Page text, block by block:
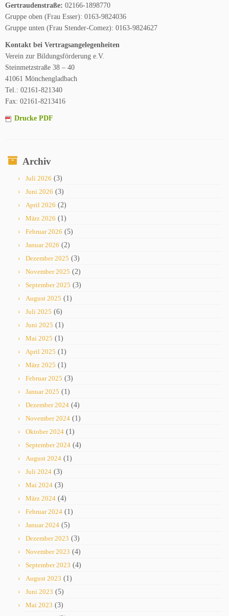
Gertraudenstraße: 02166-1898770
Gruppe oben (Frau Esser): 0163-9824036
Gruppe unten (Frau Stender-Comez): 0163-9824627
Kontakt bei Vertragsangelegenheiten
Verein zur Bildungsförderung e.V.
Steinmetzstraße 38 – 40
41061 Mönchengladbach
Tel.: 02161-821340
Fax: 02161-8213416
Drucke PDF
Archiv
Juli 2026 (3)
Juni 2026 (3)
April 2026 (2)
März 2026 (1)
Februar 2026 (5)
Januar 2026 (2)
Dezember 2025 (3)
November 2025 (2)
September 2025 (3)
August 2025 (1)
Juli 2025 (6)
Juni 2025 (1)
Mai 2025 (1)
April 2025 (1)
März 2025 (1)
Februar 2025 (3)
Januar 2025 (1)
Dezember 2024 (4)
November 2024 (1)
Oktober 2024 (1)
September 2024 (4)
August 2024 (1)
Juli 2024 (3)
Mai 2024 (3)
März 2024 (4)
Februar 2024 (1)
Januar 2024 (5)
Dezember 2023 (3)
November 2023 (4)
September 2023 (4)
August 2023 (1)
Juni 2023 (5)
Mai 2023 (3)